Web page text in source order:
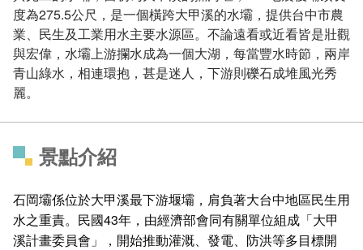
度為275.5公尺，是一個橫跨大甲溪的水壩，提供台中市農
業、民生及工業用水主要水源區。不論遠看或近看皆是壯觀
與宏偉，水壩上游攔水成為一個大湖，每當豐水時節，兩岸
青山綠水，相連環抱，甚是迷人，下游則礫石成堆風光秀
麗。
景點介紹
石岡壩係位於大甲溪最下游堰壩，肩負著大台中地區民生用
水之重責。民國43年，由經濟部會同有關單位組成「大甲
溪計畫委員會」，開始推動灌溉、發電、防洪等多目標開